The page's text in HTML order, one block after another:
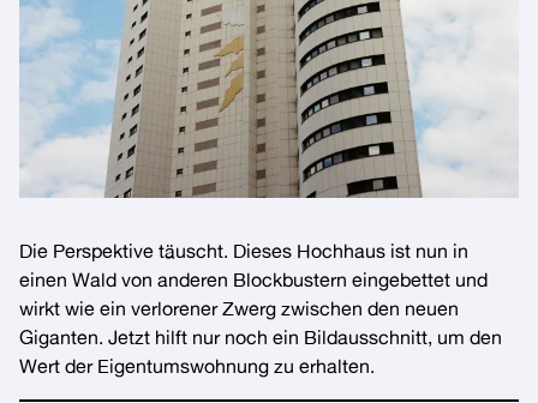
Die Perspektive täuscht. Dieses Hochhaus ist nun in
einen Wald von anderen Blockbustern eingebettet und
wirkt wie ein verlorener Zwerg zwischen den neuen
Giganten. Jetzt hilft nur noch ein Bildausschnitt, um den
Wert der Eigentumswohnung zu erhalten.